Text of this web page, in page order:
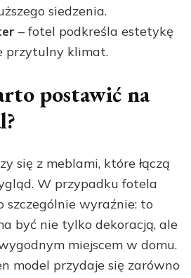
siedzenia.
– fotel podkreśla estetykę
przytulny klimat.
postawić na
się z meblami, które łączą
W przypadku fotela
szczególnie wyraźnie: to
być nie tylko dekoracją, ale
miejscem w domu.
model przydaje się zarówno